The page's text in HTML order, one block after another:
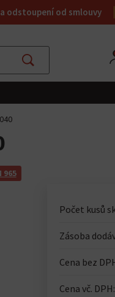
odstoupení od smlouvy
Najít
Počet kusů
Zásoba
Cena bez
Cena vč. DPH: